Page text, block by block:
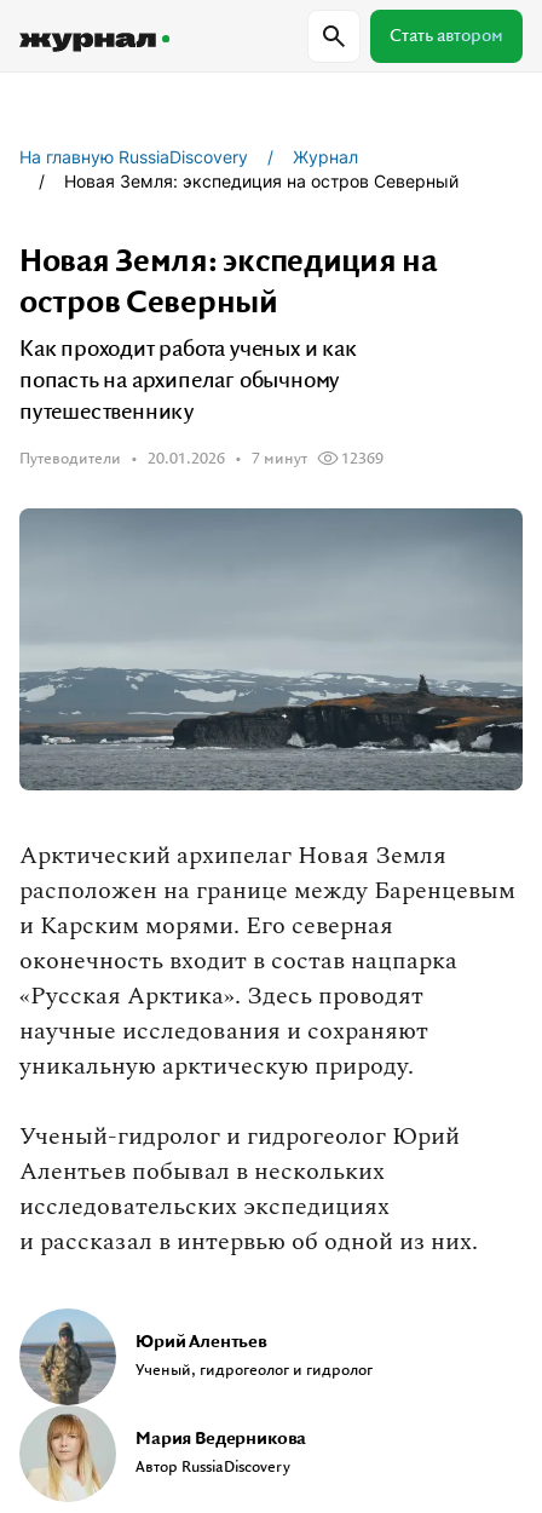
Стать автором
Журнал RussiaDiscovery
Пишем о России, чтобы родная земля
перестала быть Terra Incognita.
Выбрать тур
На главную RussiaDiscovery
Журнал
Новая Земля: экспедиция на остров Северный
Новая Земля: экспедиция на
остров Северный
Как проходит работа ученых и как
попасть на архипелаг обычному
путешественнику
Путеводители 20.01.2026 7 минут 12369
Арктический архипелаг Новая Земля
расположен на границе между Баренцевым
и Карским морями. Его северная
оконечность входит в состав нацпарка
«Русская Арктика». Здесь проводят
научные исследования и сохраняют
уникальную арктическую природу.
Ученый‑гидролог и гидрогеолог Юрий
Алентьев побывал в нескольких
исследовательских экспедициях
и рассказал в интервью об одной из них.
Юрий Алентьев
Ученый, гидрогеолог и гидролог
Мария Ведерникова
Автор RussiaDiscovery